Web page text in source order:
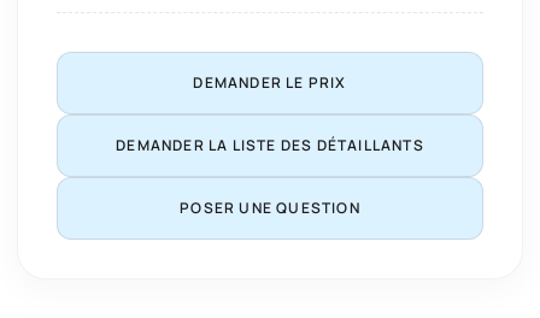
DEMANDER LE PRIX
DEMANDER LA LISTE DES DÉTAILLANTS
POSER UNE QUESTION